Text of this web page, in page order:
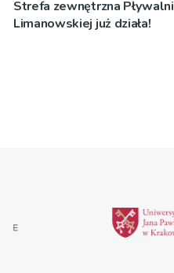
Strefa zewnętrzna Pływalni
Limanowskiej już działa!